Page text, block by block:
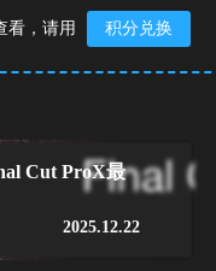
看，请用 积分兑换
Cut ProX最
2025.12.22